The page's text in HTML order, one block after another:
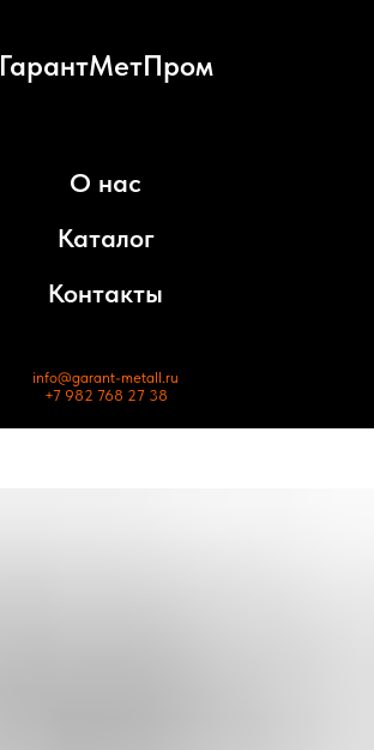
ГарантМетПром
О нас
Каталог
Контакты
info@garant-metall.ru
+7 982 768 27 38